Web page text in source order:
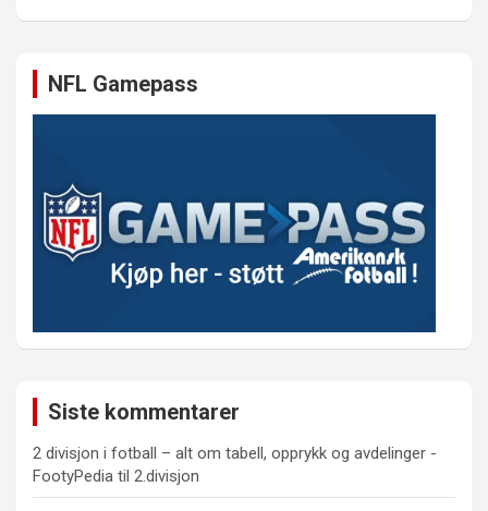
NFL Gamepass
Siste kommentarer
2 divisjon i fotball – alt om tabell, opprykk og avdelinger -
FootyPedia til 2.divisjon